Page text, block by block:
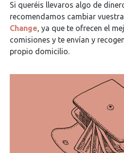
Si queréis llevaros algo de
recomendamos cambiar
Change, ya que te ofrecen el
comisiones y te envían y
propio domicilio.